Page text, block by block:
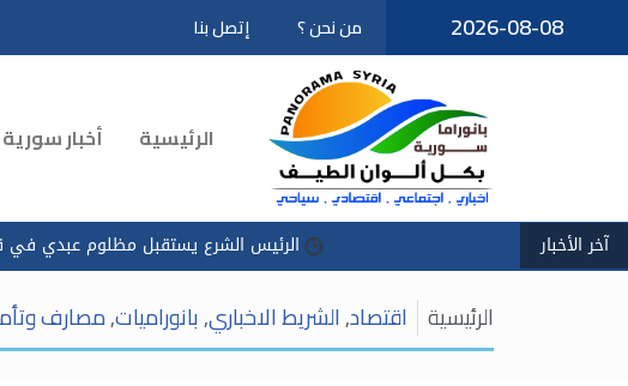
تخطى
2026-08-08 من نحن ؟ إتصل بنا
الرئيسية أخبار سورية
آخر الأخبار الرئيس الشرع يستقبل مظلوم عبدي في قصر الشعب
الرئيسية اقتصاد,الشريط الاخباري,بانوراميات,مصارف